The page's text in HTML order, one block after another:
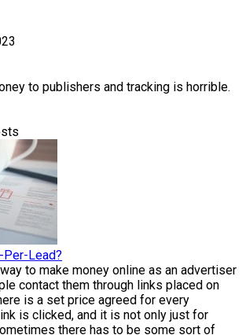
to publishers and tracking is horrible.
Per-Lead?
to make money online as an advertiser
contact them through links placed on
is a set price agreed for every
is clicked, and it is not only just for
there has to be some sort of